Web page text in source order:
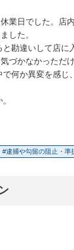
業日でした。店
ました。
づかなかっただ
逮捕や勾留の阻止・準